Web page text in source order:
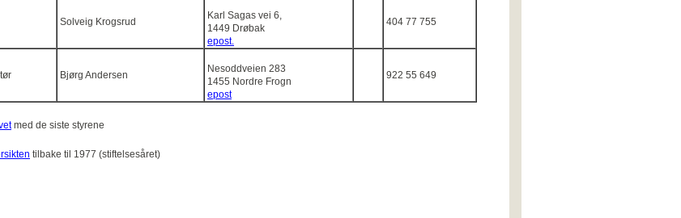
Solveig Krogsrud
Karl Sagas vei 6,
1449 Drøbak
epost.
404 77 755
Bjørg Andersen
Nesoddveien 283
1455 Nordre Frogn
epost
922 55 649
med de siste styrene
tilbake til 1977 (stiftelsesåret)